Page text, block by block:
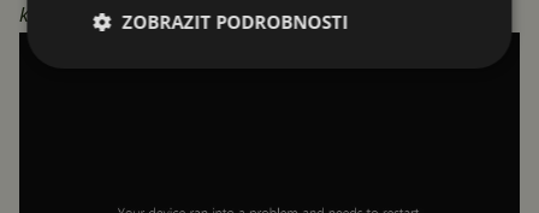
komponenty.“ZOBRAZIT PODROBNOSTI